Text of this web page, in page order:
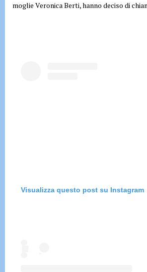
moglie Veronica Berti, hanno deciso di
Visualizza questo post su Instagram